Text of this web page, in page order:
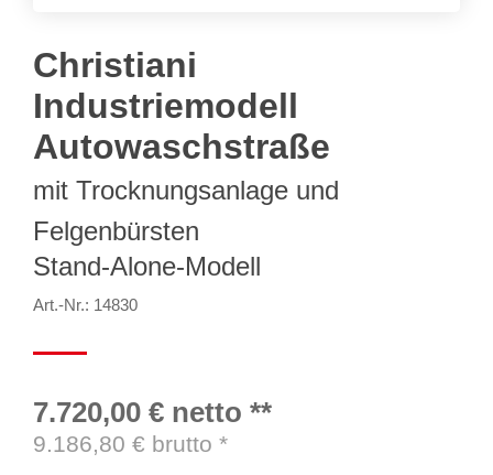
Christiani
Industriemodell
Autowaschstraße
mit Trocknungsanlage und
Felgenbürsten
Stand-Alone-Modell
Art.-Nr.: 14830
7.720,00 € netto **
9.186,80 € brutto *